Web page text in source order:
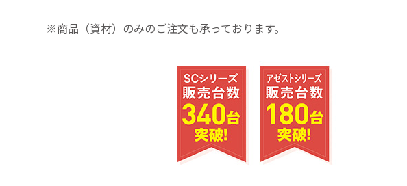
※商品（資材）のみのご注文も承っております。